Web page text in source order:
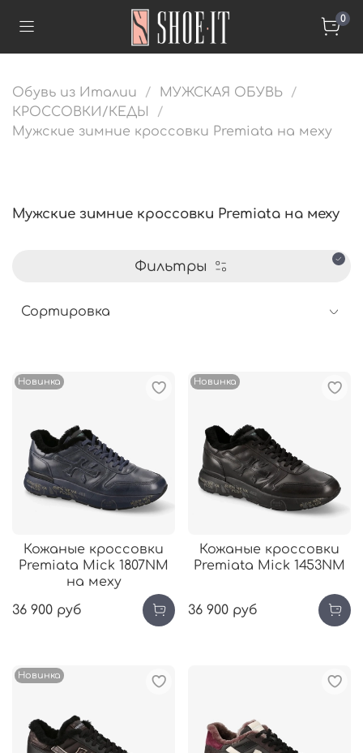
0
Обувь из Италии
МУЖСКАЯ ОБУВЬ
КРОССОВКИ/КЕДЫ
Мужские зимние кроссовки Premiata на меху
Мужские зимние кроссовки Premiata на меху
Фильтры
Новинка
Кожаные кроссовки
Premiata Mick 1807NM
на меху
36 900 руб
Новинка
Кожаные кроссовки
Premiata Mick 1453NM
36 900 руб
Новинка